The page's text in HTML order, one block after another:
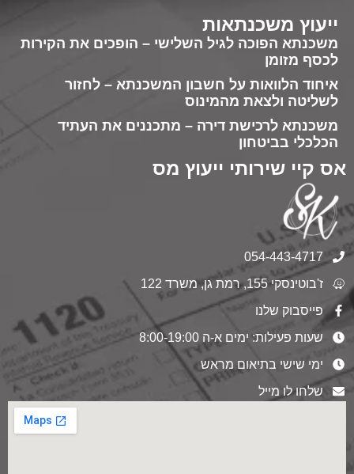
ייעוץ משכנתאות
משכנתא הפוכה לגיל השלישי – הופכים את הקירות
לכסף מזומן
איחוד הלוואות על חשבון המשכנתא – לחזור
לשליטה ולצאת מהמינוס
משכנתא לרכישת דירה – מתכננים את העתיד
הכלכלי בביטחון
אס קיי שירותי ייעוץ מס
054-443-4717
ז'בוטינסקי 155, רמת גן, משרד 122
פייסבוק שלנו
שעות פעילות: ימים א-ה 8:00-19:00
ימי שישי בתיאום מראש
שלחו לו מייל